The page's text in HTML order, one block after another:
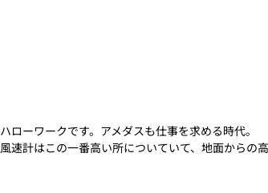
ハローワークです。アメダスも仕事を求める時代。
風速計はこの一番高い所についていて、地面からの